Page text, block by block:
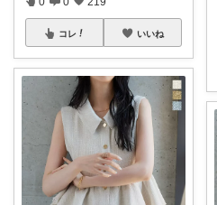
コレ いいね